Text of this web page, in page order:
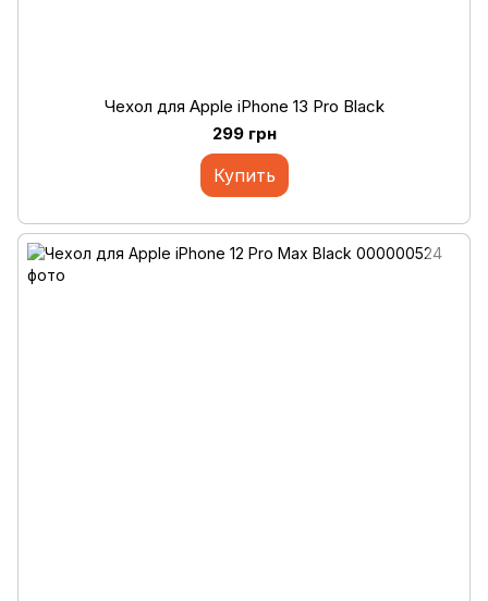
Чехол для Apple iPhone 13 Pro Black
299 грн
Купить